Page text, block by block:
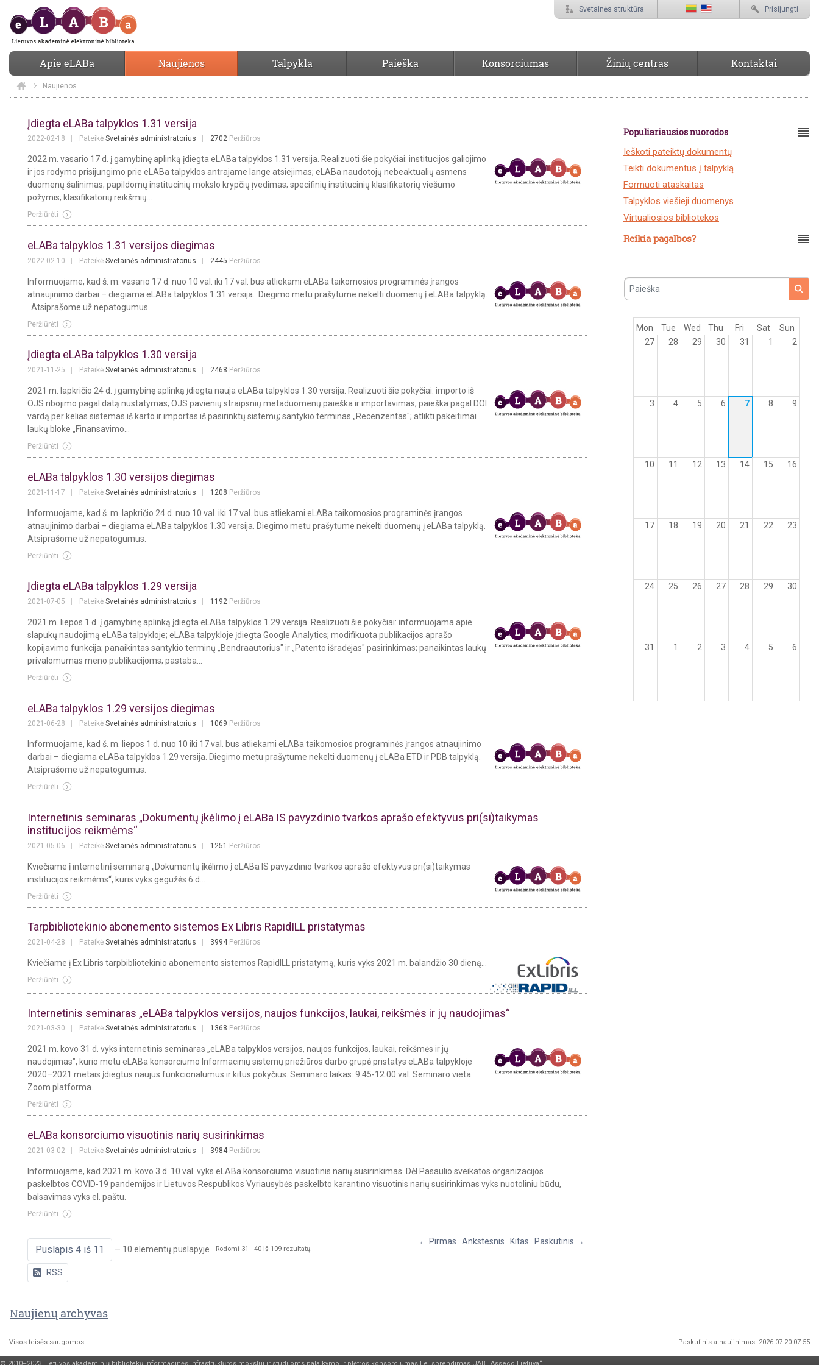
Svetainės struktūra Prisijungti
Apie eLABa Naujienos Talpykla Paieška Konsorciumas Žinių centras Kontaktai
Elaba
Naujienos
Įdiegta eLABa talpyklos 1.31 versija
2022-02-18 Pateikė Svetainės administratorius 2702 Peržiūros
2022 m. vasario 17 d. į gamybinę aplinką įdiegta eLABa talpyklos 1.31 versija. Realizuoti šie pokyčiai: institucijos galiojimo
ir jos rodymo prisijungimo prie eLABa talpyklos antrajame lange atsiejimas; eLABa naudotojų nebeaktualių asmens
duomenų šalinimas; papildomų institucinių mokslo krypčių įvedimas; specifinių institucinių klasifikatorių viešumo
požymis; klasifikatorių reikšmių...
Peržiūrėti
eLABa talpyklos 1.31 versijos diegimas
2022-02-10 Pateikė Svetainės administratorius 2445 Peržiūros
Informuojame, kad š. m. vasario 17 d. nuo 10 val. iki 17 val. bus atliekami eLABa taikomosios programinės įrangos
atnaujinimo darbai – diegiama eLABa talpyklos 1.31 versija. Diegimo metu prašytume nekelti duomenų į eLABa talpyklą.
Atsiprašome už nepatogumus.
Peržiūrėti
Įdiegta eLABa talpyklos 1.30 versija
2021-11-25 Pateikė Svetainės administratorius 2468 Peržiūros
2021 m. lapkričio 24 d. į gamybinę aplinką įdiegta nauja eLABa talpyklos 1.30 versija. Realizuoti šie pokyčiai: importo iš
OJS ribojimo pagal datą nustatymas; OJS pavienių straipsnių metaduomenų paieška ir importavimas; paieška pagal DOI
vardą per kelias sistemas iš karto ir importas iš pasirinktų sistemų; santykio terminas „Recenzentas"; atlikti pakeitimai
laukų bloke „Finansavimo...
Peržiūrėti
eLABa talpyklos 1.30 versijos diegimas
2021-11-17 Pateikė Svetainės administratorius 1208 Peržiūros
Informuojame, kad š. m. lapkričio 24 d. nuo 10 val. iki 17 val. bus atliekami eLABa taikomosios programinės įrangos
atnaujinimo darbai – diegiama eLABa talpyklos 1.30 versija. Diegimo metu prašytume nekelti duomenų į eLABa talpyklą.
Atsiprašome už nepatogumus.
Peržiūrėti
Įdiegta eLABa talpyklos 1.29 versija
2021-07-05 Pateikė Svetainės administratorius 1192 Peržiūros
2021 m. liepos 1 d. į gamybinę aplinką įdiegta eLABa talpyklos 1.29 versija. Realizuoti šie pokyčiai: informuojama apie
slapukų naudojimą eLABa talpykloje; eLABa talpykloje įdiegta Google Analytics; modifikuota publikacijos aprašo
kopijavimo funkcija; panaikintas santykio terminų „Bendraautorius" ir „Patento išradėjas" pasirinkimas; panaikintas laukų
privalomumas meno publikacijoms; pastaba...
Peržiūrėti
eLABa talpyklos 1.29 versijos diegimas
2021-06-28 Pateikė Svetainės administratorius 1069 Peržiūros
Informuojame, kad š. m. liepos 1 d. nuo 10 iki 17 val. bus atliekami eLABa taikomosios programinės įrangos atnaujinimo
darbai – diegiama eLABa talpyklos 1.29 versija. Diegimo metu prašytume nekelti duomenų į eLABa ETD ir PDB talpyklą.
Atsiprašome už nepatogumus.
Peržiūrėti
Internetinis seminaras „Dokumentų įkėlimo į eLABa IS pavyzdinio tvarkos aprašo efektyvus pri(si)taikymas
institucijos reikmėms“
2021-05-06 Pateikė Svetainės administratorius 1251 Peržiūros
Kviečiame į internetinį seminarą „Dokumentų įkėlimo į eLABa IS pavyzdinio tvarkos aprašo efektyvus pri(si)taikymas
institucijos reikmėms“, kuris vyks gegužės 6 d...
Peržiūrėti
Tarpbibliotekinio abonemento sistemos Ex Libris RapidILL pristatymas
2021-04-28 Pateikė Svetainės administratorius 3994Peržiūros
Kviečiame į Ex Libris tarpbibliotekinio abonemento sistemos RapidILL pristatymą, kuris vyks 2021 m. balandžio 30 dieną...
Peržiūrėti
Internetinis seminaras „eLABa talpyklos versijos, naujos funkcijos, laukai, reikšmės ir jų naudojimas“
2021-03-30 Pateikė Svetainės administratorius 1368 Peržiūros
2021 m. kovo 31 d. vyks internetinis seminaras „eLABa talpyklos versijos, naujos funkcijos, laukai, reikšmės ir jų
naudojimas", kurio metu eLABa konsorciumo Informacinių sistemų priežiūros darbo grupė pristatys eLABa talpykloje
2020–2021 metais įdiegtus naujus funkcionalumus ir kitus pokyčius. Seminaro laikas: 9.45-12.00 val. Seminaro vieta:
Zoom platforma...
Peržiūrėti
eLABa konsorciumo visuotinis narių susirinkimas
2021-03-02 Pateikė Svetainės administratorius 3984Peržiūros
Informuojame, kad 2021 m. kovo 3 d. 10 val. vyks eLABa konsorciumo visuotinis narių susirinkimas. Dėl Pasaulio sveikatos organizacijos
paskelbtos COVID-19 pandemijos ir Lietuvos Respublikos Vyriausybės paskelbto karantino visuotinis narių susirinkimas vyks nuotoliniu būdu,
balsavimas vyks el. paštu.
Peržiūrėti
Puslapis 4 iš 11 — 10 elementų puslapyje Rodomi 31 - 40 iš 109 rezultatų.
← Pirmas Ankstesnis Kitas Paskutinis →
RSS
Naujienų archyvas
Populiariausios nuorodos
Ieškoti pateiktų dokumentų
Teikti dokumentus į talpyklą
Formuoti ataskaitas
Talpyklos viešieji duomenys
Virtualiosios bibliotekos
Reikia pagalbos?
Paieška
Mon Tue Wed Thu Fri Sat
Sun
27
28 29 30 31 1 2
3 4 5 6 7 8 9
10 11 12 13 14 15 16
17 18 19 20 21 22 23
24 25 26 27 28 29 30
31 1 2 3 4 5 6
Visos teisės saugomos Paskutinis atnaujinimas: 2026-07-20 07:55